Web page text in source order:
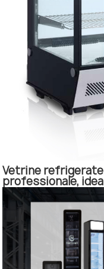
Vetrine
professionale,